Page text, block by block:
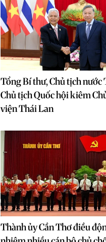
Tổng Bí thư, Chủ tịch nước
Chủ tịch Quốc hội kiêm
viện Thái Lan
Thành ủy Cần Thơ điều